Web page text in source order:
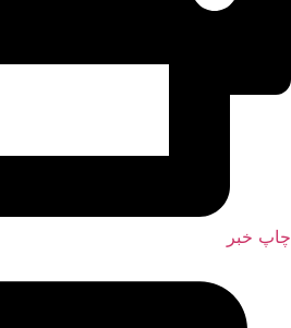
چاپ خبر